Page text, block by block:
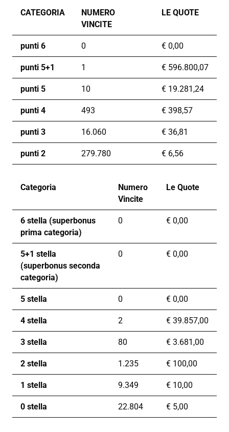
CATEGORIA
NUMERO
VINCITE
LE QUOTE
punti 6 0 € 0,00
punti 5+1 1 € 596.800,07
punti 5 10 € 19.281,24
punti 4 493 € 398,57
punti 3 16.060 € 36,81
punti 2 279.780 € 6,56
Categoria
Numero
Vincite
Le Quote
6 stella (superbonus
prima categoria)
0 € 0,00
5+1 stella
(superbonus seconda
categoria)
0 € 0,00
5 stella 0 € 0,00
4 stella 2 € 39.857,00
3 stella 80 € 3.681,00
2 stella 1.235 € 100,00
1 stella 9.349 € 10,00
0 stella 22.804 € 5,00